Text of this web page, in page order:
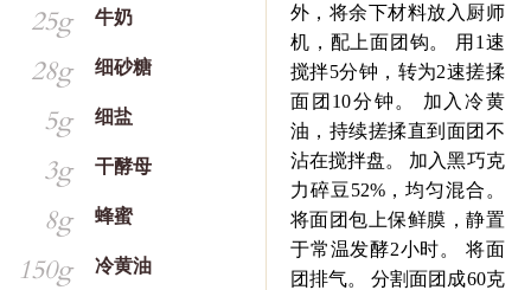
25g 牛奶
28g 细砂糖
5g 细盐
3g 干酵母
8g 蜂蜜
150g 冷黄油
外，将余下材料放入厨师
机，配上面团钩。 用1速
搅拌5分钟，转为2速搓揉
面团10分钟。 加入冷黄
油，持续搓揉直到面团不
沾在搅拌盘。 加入黑巧克
力碎豆52%，均匀混合。
将面团包上保鲜膜，静置
于常温发酵2小时。 将面
团排气。 分割面团成60克